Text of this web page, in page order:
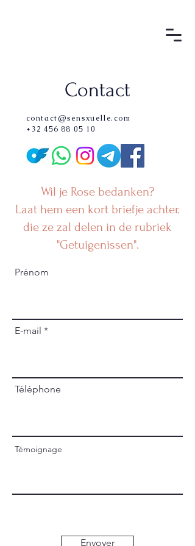
Contact
contact@sensxuelle.com
+32 456 88 05 10
Wil je Rose bedanken?
Laat hem een kort briefje achter.
die ze zal delen in de rubriek
"Getuigenissen".
Prénom
E-mail
Téléphone
Témoignage
Envoyer